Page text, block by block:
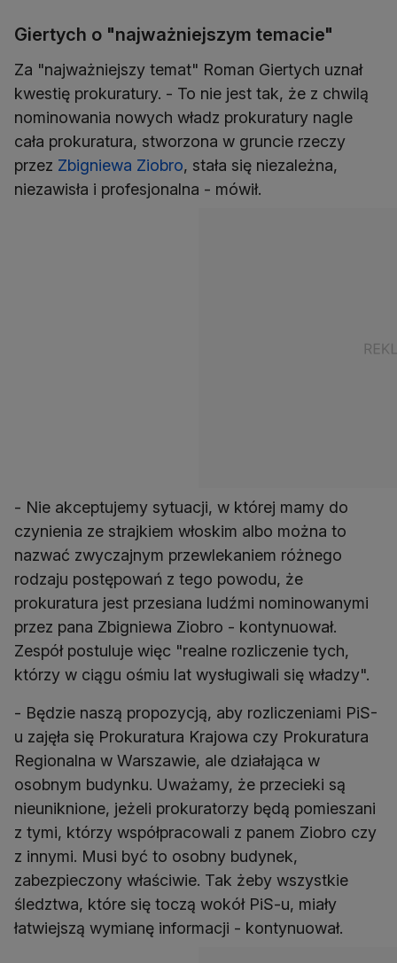
Giertych o "najważniejszym temacie"
Za "najważniejszy temat" Roman Giertych uznał
kwestię prokuratury. - To nie jest tak, że z chwilą
nominowania nowych władz prokuratury nagle
cała prokuratura, stworzona w gruncie rzeczy
przez Zbigniewa Ziobro, stała się niezależna,
niezawisła i profesjonalna - mówił.
- Nie akceptujemy sytuacji, w której mamy do
czynienia ze strajkiem włoskim albo można to
nazwać zwyczajnym przewlekaniem różnego
rodzaju postępowań z tego powodu, że
prokuratura jest przesiana ludźmi nominowanymi
przez pana Zbigniewa Ziobro - kontynuował.
Zespół postuluje więc "realne rozliczenie tych,
którzy w ciągu ośmiu lat wysługiwali się władzy".
- Będzie naszą propozycją, aby rozliczeniami PiS-
u zajęła się Prokuratura Krajowa czy Prokuratura
Regionalna w Warszawie, ale działająca w
osobnym budynku. Uważamy, że przecieki są
nieuniknione, jeżeli prokuratorzy będą pomieszani
z tymi, którzy współpracowali z panem Ziobro czy
z innymi. Musi być to osobny budynek,
zabezpieczony właściwie. Tak żeby wszystkie
śledztwa, które się toczą wokół PiS-u, miały
łatwiejszą wymianę informacji - kontynuował.